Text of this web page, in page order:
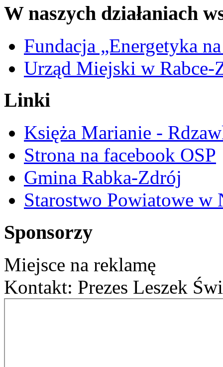
W naszych działaniach
Fundacja „Energetyka
Urząd Miejski w Rabce-
Linki
Księża Marianie -
Strona na facebook OSP
Gmina Rabka-Zdrój
Starostwo Powiatowe w
Sponsorzy
Miejsce na reklamę
Kontakt: Prezes Leszek